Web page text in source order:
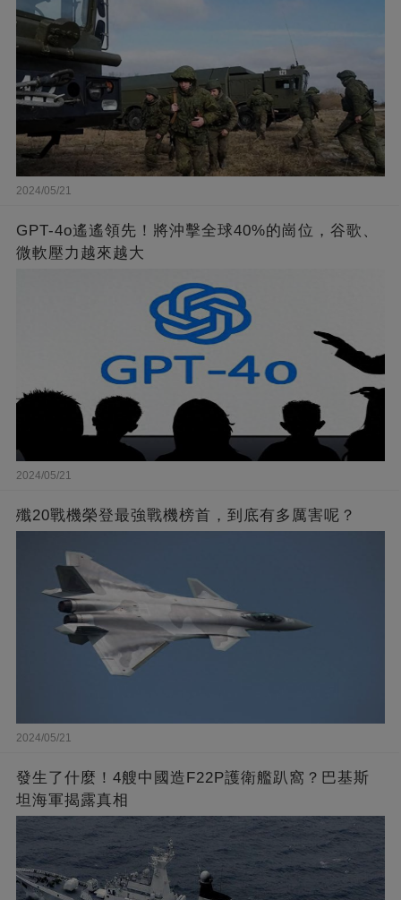
2024/05/21
GPT-4o遙遙領先！將沖擊全球40%的崗位，谷歌、
微軟壓力越來越大
2024/05/21
殲20戰機榮登最強戰機榜首，到底有多厲害呢？
2024/05/21
發生了什麼！4艘中國造F22P護衛艦趴窩？巴基斯
坦海軍揭露真相